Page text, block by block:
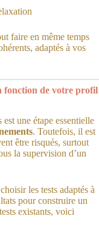
faire en même temps
adaptés à vos
fonction de votre profil
est une étape essentielle
. Toutefois, il est
être risqués, surtout
la supervision d’un
les tests adaptés à
pour construire un
existants, voici